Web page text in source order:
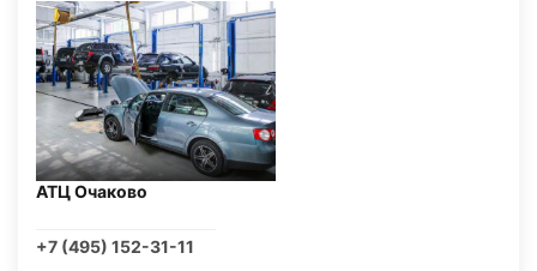
АТЦ Очаково
+7 (495) 152-31-11